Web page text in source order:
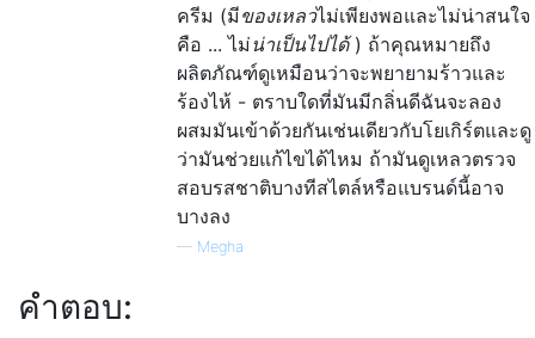
ครีม (มีของเหลวไม่เพียงพอและไม่น่าสนใจ
คือ ... ไม่น่าเป็นไปได้) ถ้าคุณหมายถึง
ผลิตภัณฑ์ดูเหมือนว่าจะพยายามร้าวและ
ร้องไห้ - ตราบใดที่มันมีกลิ่นดีฉันจะลอง
ผสมมันเข้าด้วยกันเช่นเดียวกับโยเกิร์ตและดู
ว่ามันช่วยแก้ไขได้ไหม ถ้ามันดูเหลวตรวจ
สอบรสชาติบางทีสไตล์หรือแบรนด์นี้อาจ
บางลง
— Megha
คำตอบ: